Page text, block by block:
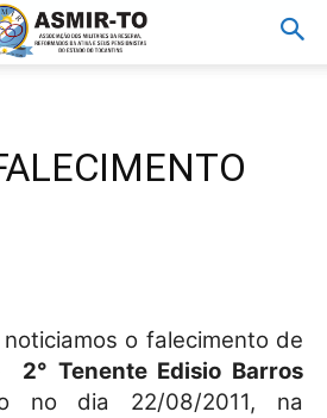
o falecimento de
2° Tenente Edisio Barros
no dia 22/08/2011, na